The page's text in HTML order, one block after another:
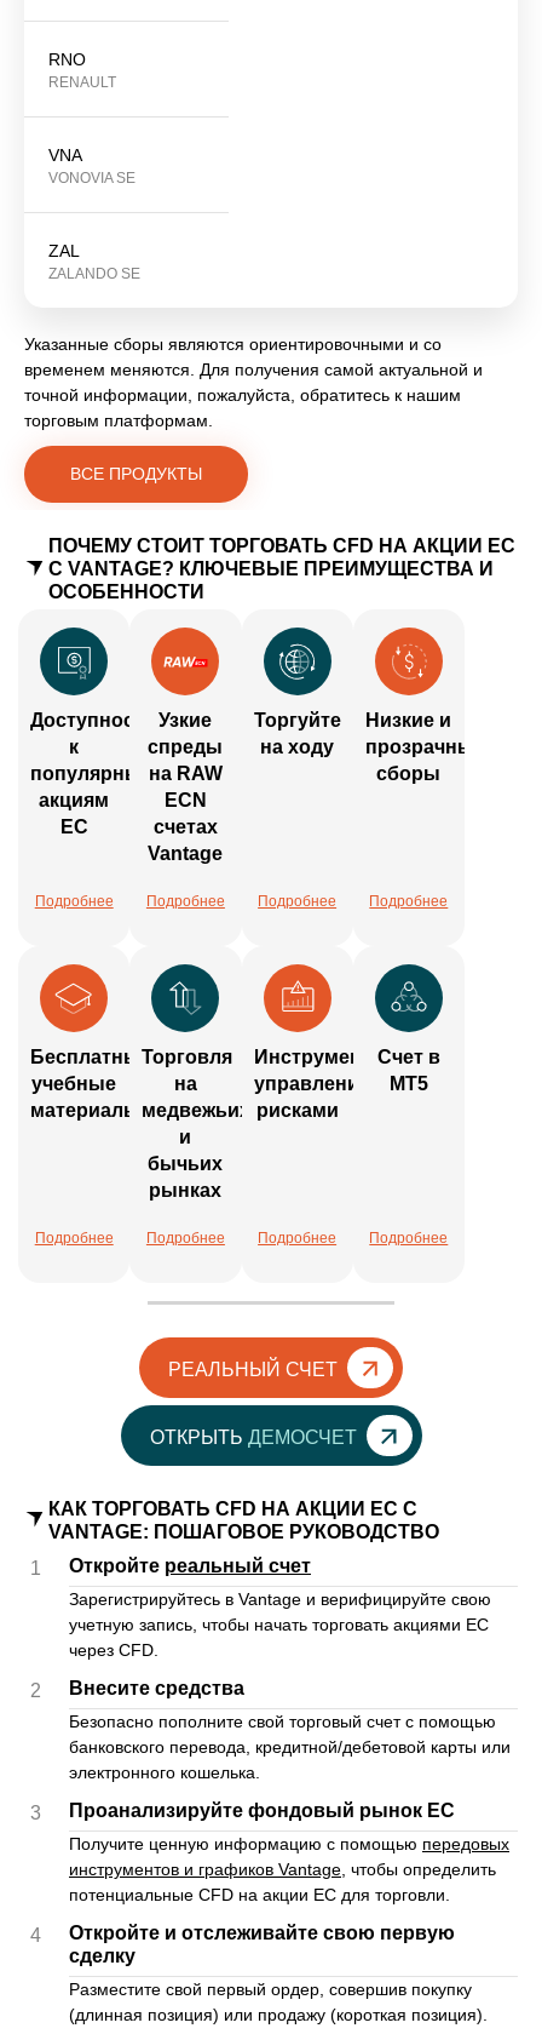
RNO
RENAULT
VNA
VONOVIA SE
ZAL
ZALANDO SE
Указанные сборы являются ориентировочными и со
временем меняются. Для получения самой актуальной и
точной информации, пожалуйста, обратитесь к нашим
торговым платформам.
ВСЕ ПРОДУКТЫ
ПОЧЕМУ СТОИТ ТОРГОВАТЬ CFD НА АКЦИИ ЕС
С VANTAGE? КЛЮЧЕВЫЕ ПРЕИМУЩЕСТВА И
ОСОБЕННОСТИ
Доступность
к
популярным
акциям
ЕС
Подробнее
Узкие
спреды
на RAW
ECN
счетах
Vantage
Подробнее
Торгуйте
на ходу
Подробнее
Низкие и
прозрачные
сборы
Подробнее
Бесплатные
учебные
материалы
Подробнее
Торговля
на
медвежьих
и
бычьих
рынках
Подробнее
Инструменты
управления
рисками
Подробнее
Счет в
MT5
Подробнее
РЕАЛЬНЫЙ СЧЕТ
ОТКРЫТЬ ДЕМОСЧЕТ
КАК ТОРГОВАТЬ CFD НА АКЦИИ ЕС С
VANTAGE: ПОШАГОВОЕ РУКОВОДСТВО
1
Откройте реальный счет
Зарегистрируйтесь в Vantage и верифицируйте свою
учетную запись, чтобы начать торговать акциями ЕС
через CFD.
2 Внесите средства
Безопасно пополните свой торговый счет с помощью
банковского перевода, кредитной/дебетовой карты или
электронного кошелька.
3 Проанализируйте фондовый рынок ЕС
Получите ценную информацию с помощью передовых
инструментов и графиков Vantage, чтобы определить
потенциальные CFD на акции ЕС для торговли.
4
Откройте и отслеживайте свою первую
сделку
Разместите свой первый ордер, совершив покупку
(длинная позиция) или продажу (короткая позиция).